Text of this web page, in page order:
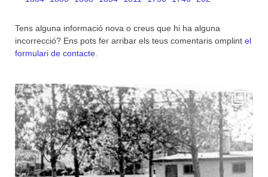
Tens alguna informació nova o creus que hi ha alguna
incorrecció? Ens pots fer arribar els teus comentaris omplint el
formulari de contacte